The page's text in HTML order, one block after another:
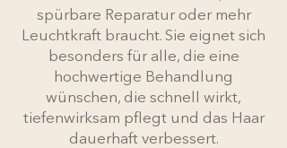
spürbare Reparatur oder mehr
Leuchtkraft braucht. Sie eignet sich
besonders für alle, die eine
hochwertige Behandlung
wünschen, die schnell wirkt,
tiefenwirksam pflegt und das Haar
dauerhaft verbessert.